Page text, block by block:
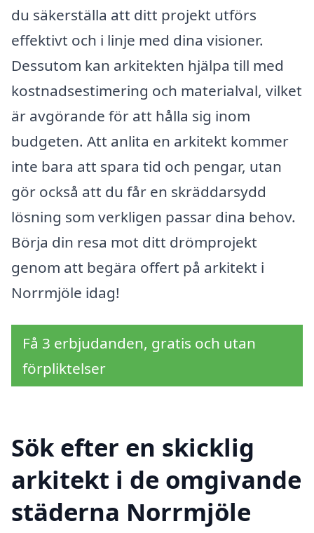
du säkerställa att ditt projekt utförs
effektivt och i linje med dina visioner.
Dessutom kan arkitekten hjälpa till med
kostnadsestimering och materialval, vilket
är avgörande för att hålla sig inom
budgeten. Att anlita en arkitekt kommer
inte bara att spara tid och pengar, utan
gör också att du får en skräddarsydd
lösning som verkligen passar dina behov.
Börja din resa mot ditt drömprojekt
genom att begära offert på arkitekt i
Norrmjöle idag!
Få 3 erbjudanden, gratis och utan
förpliktelser
Sök efter en skicklig
arkitekt i de omgivande
städerna Norrmjöle